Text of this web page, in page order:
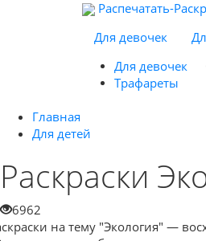
Распечатать-
Для девочек
Для девочек
Трафареты
Главная
Для детей
Раскраски
6962
на тему "Экология" —